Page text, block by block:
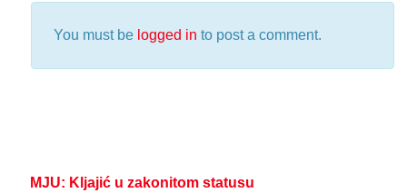
You must be logged in to post a comment.
MJU: Kljajić u zakonitom statusu